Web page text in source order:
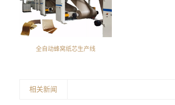
全自动蜂窝纸芯生产线
相关新闻